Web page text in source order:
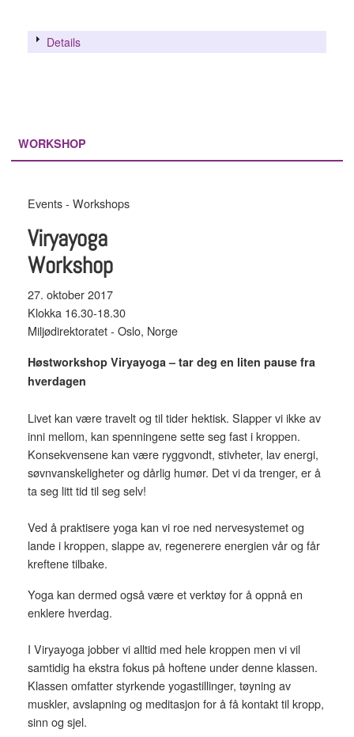
Details
WORKSHOP
Events - Workshops
Viryayoga
Workshop
27. oktober 2017
Klokka 16.30-18.30
Miljødirektoratet - Oslo, Norge
Høstworkshop Viryayoga – tar deg en liten pause fra
hverdagen
Livet kan være travelt og til tider hektisk. Slapper vi ikke av
inni mellom, kan spenningene sette seg fast i kroppen.
Konsekvensene kan være ryggvondt, stivheter, lav energi,
søvnvanskeligheter og dårlig humør. Det vi da trenger, er å
ta seg litt tid til seg selv!
Ved å praktisere yoga kan vi roe ned nervesystemet og
lande i kroppen, slappe av, regenerere energien vår og får
kreftene tilbake.
Yoga kan dermed også være et verktøy for å oppnå en
enklere hverdag.
I Viryayoga jobber vi alltid med hele kroppen men vi vil
samtidig ha ekstra fokus på hoftene under denne klassen.
Klassen omfatter styrkende yogastillinger, tøyning av
muskler, avslapning og meditasjon for å få kontakt til kropp,
sinn og sjel.